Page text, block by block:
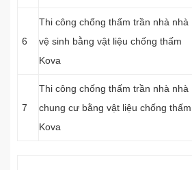
6
Thi công chống thấm trần nhà nhà
vệ sinh bằng vật liệu chống thấm
Kova
7
Thi công chống thấm trần nhà nhà
chung cư bằng vật liệu chống thấm
Kova